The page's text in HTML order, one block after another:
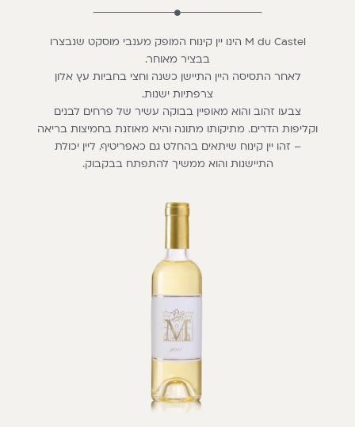
M du Castel הינו יין קינוח המופק מענבי מוסקט שנבצרו
בבציר מאוחר.
לאחר התסיסה היין התיישן כשנה וחצי בחביות עץ אלון
צרפתיות ישנות.
צבעו זהוב והוא מאופיין בבוקה עשיר של פרחים לבנים
וקליפות הדרים. מתיקותו מתונה והיא מאוזנת בחמיצות בריאה
– זהו יין קינוח שיתאים בהחלט גם כאפריטיף. ליין יכולת
התיישנות והוא ממשיך להתפתח בבקבוק.